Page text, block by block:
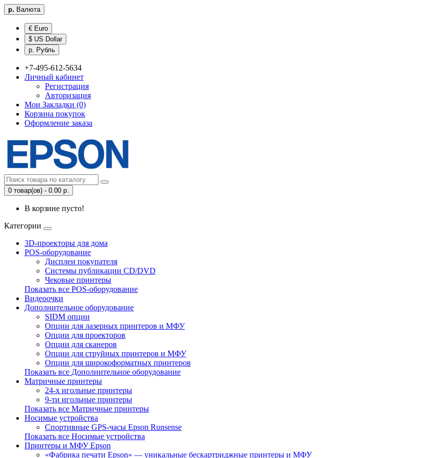
р. Валюта
€ Euro
$ US Dollar
р. Рубль
+7-495-612-5634
Личный кабинет
Регистрация
Авторизация
Мои Закладки (0)
Корзина покупок
Оформление заказа
0 товар(ов) - 0.00 р.
В корзине пусто!
Категории
3D-проекторы для дома
POS-оборудование
Дисплеи покупателя
Системы публикации CD/DVD
Чековые принтеры
Показать все POS-оборудование
Видеоочки
Дополнительное оборудование
SIDM опции
Опции для лазерных принтеров и МФУ
Опции для проекторов
Опции для сканеров
Опции для струйных принтеров и МФУ
Опции для широкоформатных принтеров
Показать все Дополнительное оборудование
Матричные принтеры
24-х игольные принтеры
9-ти игольные принтеры
Показать все Матричные принтеры
Носимые устройства
Спортивные GPS-часы Epson Runsense
Показать все Носимые устройства
Принтеры и МФУ Epson
«Фабрика печати Epson» — уникальные бескартриджные принтеры и МФУ